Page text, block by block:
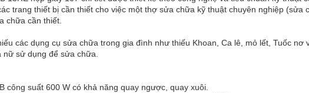
trang thiết bị cần thiết cho việc một thợ sửa chữa kỹ thuật chuyên nghiệp (sửa
chữa cần thiết.
các dụng cụ sửa chữa trong gia đình như thiếu Khoan, Ca lê, mỏ lết, Tuốc
sử dụng để sửa chữa.
công suất 600 W có khả năng quay ngược, quay xuôi.